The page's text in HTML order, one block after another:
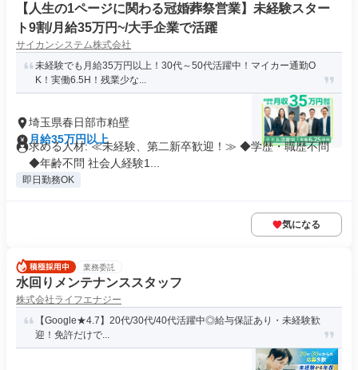
【⼈⽣の1ページに関わる冠婚葬祭営業】未経験スター
ト9割/月給35万円~/大手企業で活躍
サイカンシステム株式会社
未経験でも月給35万円以上！30代～50代活躍中！マイカー通勤O
K！実働6.5H！残業少な...
埼玉県春日部市粕壁
月給35万円以上
求める人材: ≪未経験、第二新卒歓迎！≫ ◆学歴・職歴不問
◆年齢不問 社会人経験1...
即日勤務OK
気になる
業務委託
水回りメンテナンススタッフ
株式会社ライフエナジー
【Google★4.7】20代/30代/40代活躍中◎給与保証あり・未経験歓
迎！免許だけで...